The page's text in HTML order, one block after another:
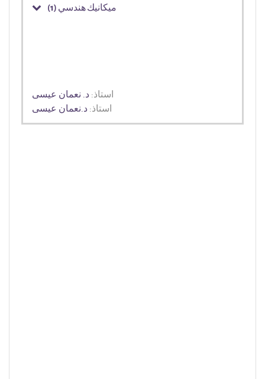
ميكانيك هندسي (1)
استاذ: د. نعمان عيسى
استاذ: د.نعمان عيسى